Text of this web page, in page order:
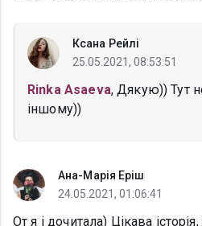
Ксана Рейлі
25.05.2021, 08:53:51
Rinka Asaeva, Дякую)) Тут
іншому))
Ана-Марія Еріш
24.05.2021, 01:06:41
От я і дочитала) Цікава